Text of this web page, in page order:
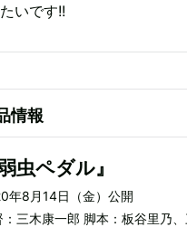
たいです!!
情報
弱虫ペダル』
年8月14日（金）公開
：三木康一郎 脚本：板谷里乃